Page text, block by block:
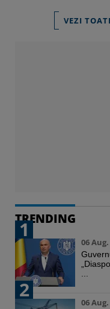
VEZI
TRENDING
1
06
2
06